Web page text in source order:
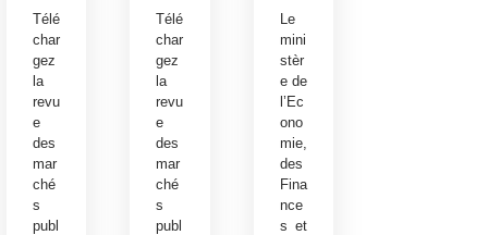
Télé
char
gez
la
revu
e
des
mar
ché
s
publ
Télé
char
gez
la
revu
e
des
mar
ché
s
publ
Le
mini
stèr
e de
l’Ec
ono
mie,
des
Fina
nce
s et